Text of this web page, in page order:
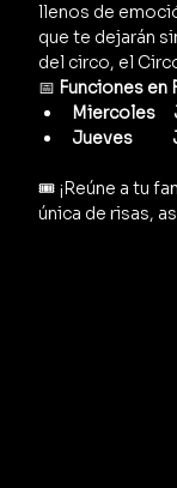
llenos de
que te dejarán
del circo, el
📅 Funciones en
Miercoles
Jueves
🎟️ ¡Reúne a tu
única de risas,